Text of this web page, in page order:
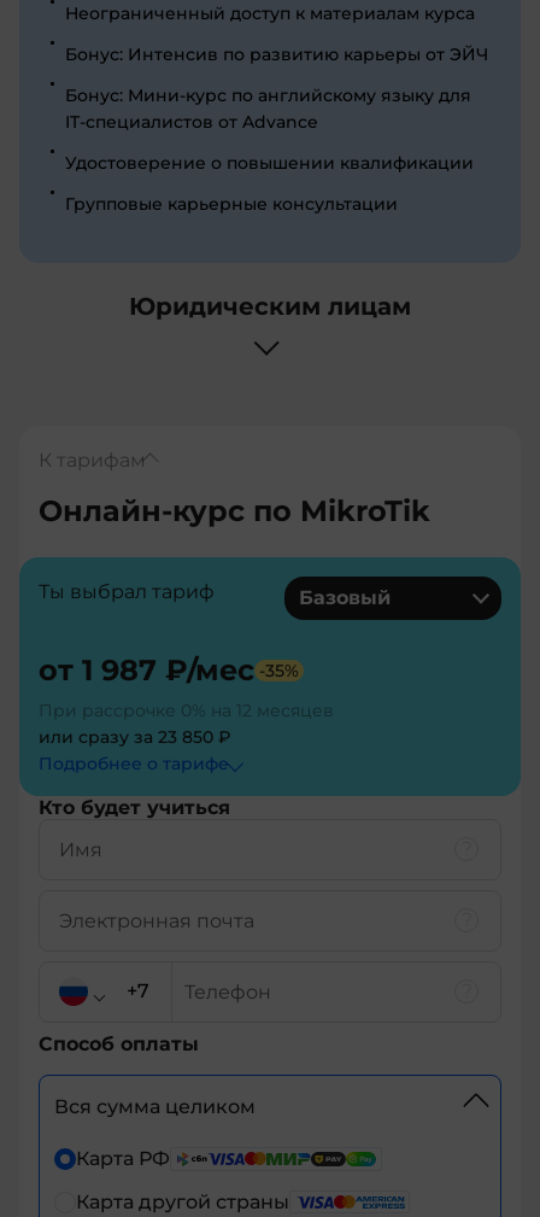
Неограниченный доступ к материалам курса
Бонус: Интенсив по развитию карьеры от ЭЙЧ
Бонус: Мини-курс по английскому языку для
IT-специалистов от Advance
Удостоверение о повышении квалификации
Групповые карьерные консультации
Юридическим лицам
К тарифам
Онлайн-курс по MikroTik
Ты выбрал тариф Базовый
от 1 987 ₽/мес -35%
При рассрочке 0% на 12 месяцев
или сразу за 23 850 ₽
Подробнее о тарифe
Кто будет учиться
+7
+7
Способ оплаты
Вся сумма целиком
Карта РФ
Карта другой страны